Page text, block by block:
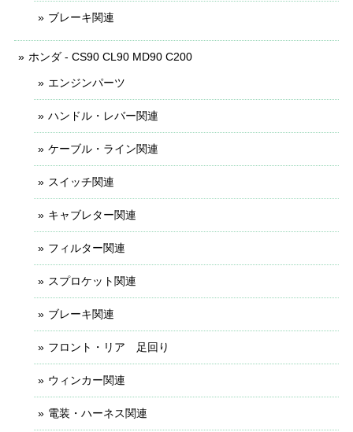
ブレーキ関連
ホンダ - CS90 CL90 MD90 C200
エンジンパーツ
ハンドル・レバー関連
ケーブル・ライン関連
スイッチ関連
キャブレター関連
フィルター関連
スプロケット関連
ブレーキ関連
フロント・リア 足回り
ウィンカー関連
電装・ハーネス関連